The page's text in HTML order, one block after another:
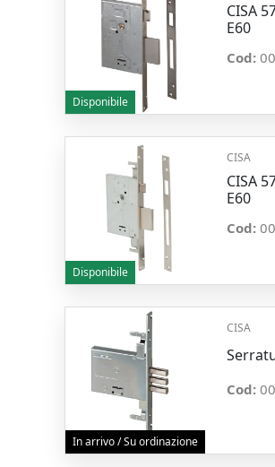
Disponibile
CISA
E60
Cod:
Disponibile
CISA
CISA
E60
Cod:
In arrivo / Su ordinazione
CISA
Cod: